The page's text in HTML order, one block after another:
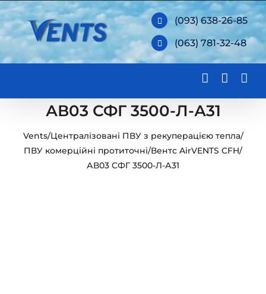
Skip
to
content
(093) 638-26-85
(063) 781-32-48
АВ03 СФГ 3500-Л-А31
Vents/Централізовані ПВУ з рекуперацією тепла/
ПВУ комерційні протиточні/Вентс AirVENTS CFH/
АВ03 СФГ 3500-Л-А31